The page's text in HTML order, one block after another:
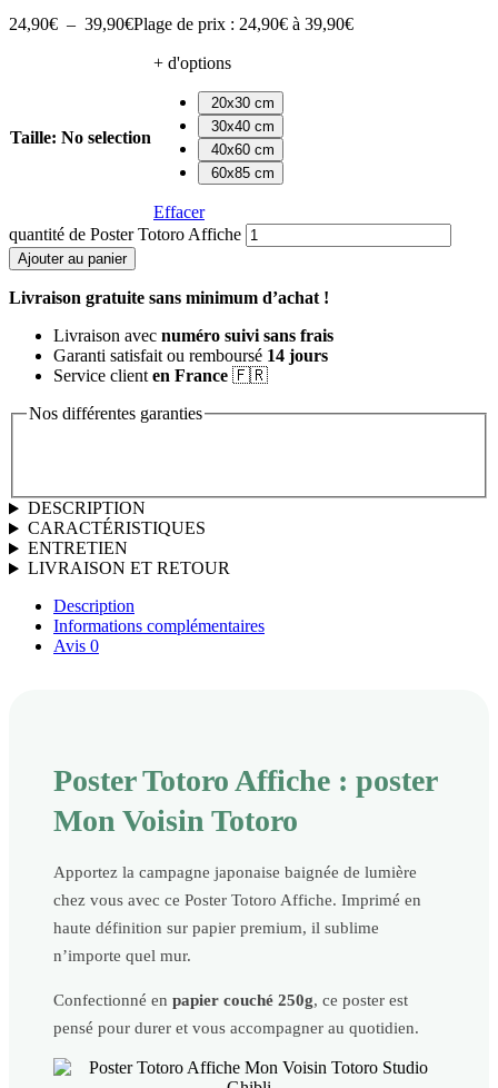
24,90€ – 39,90€Plage de prix : 24,90€ à 39,90€
Taille: No selection
+ d'options
20x30 cm
30x40 cm
40x60 cm
60x85 cm
Effacer
quantité de Poster Totoro Affiche
Ajouter au panier
Livraison gratuite sans minimum d’achat !
Livraison avec numéro suivi sans frais
Garanti satisfait ou remboursé 14 jours
Service client en France 🇫🇷
Nos différentes garanties
DESCRIPTION
CARACTÉRISTIQUES
ENTRETIEN
LIVRAISON ET RETOUR
Description
Informations complémentaires
Avis 0
Poster Totoro Affiche : poster
Mon Voisin Totoro
Apportez la campagne japonaise baignée de lumière
chez vous avec ce Poster Totoro Affiche. Imprimé en
haute définition sur papier premium, il sublime
n’importe quel mur.
Confectionné en papier couché 250g, ce poster est
pensé pour durer et vous accompagner au quotidien.